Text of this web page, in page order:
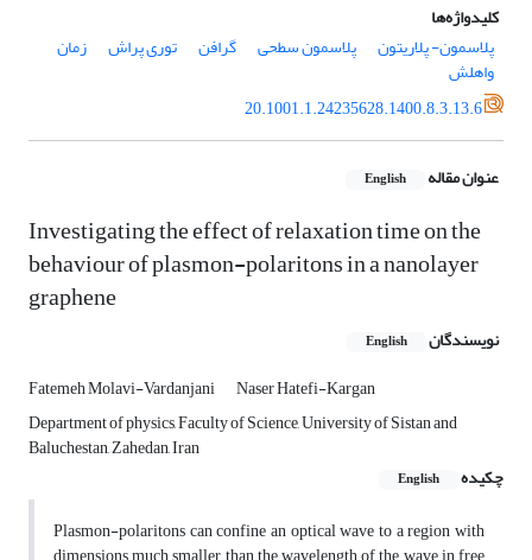
کلیدواژه‌ها
پلاسمون- پلاریتون
پلاسمون سطحی گرافن توری پراش زمان
واهلش
20.1001.1.24235628.1400.8.3.13.6
عنوان مقاله English
Investigating the effect of relaxation time on the
behaviour of plasmon-polaritons in a nanolayer
graphene
نویسندگان English
Fatemeh Molavi-Vardanjani
Naser Hatefi-Kargan
Department of physics, Faculty of Science, University of Sistan and
Baluchestan, Zahedan, Iran
چکیده
English
Plasmon-polaritons can confine an optical wave to a region with